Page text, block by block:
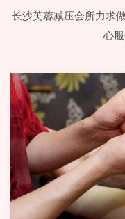
长沙芙蓉减压会所力求
心